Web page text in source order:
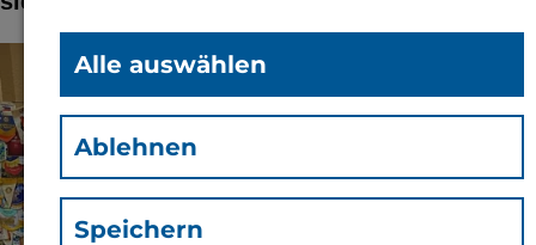
Alle auswählen
Ablehnen
Speichern